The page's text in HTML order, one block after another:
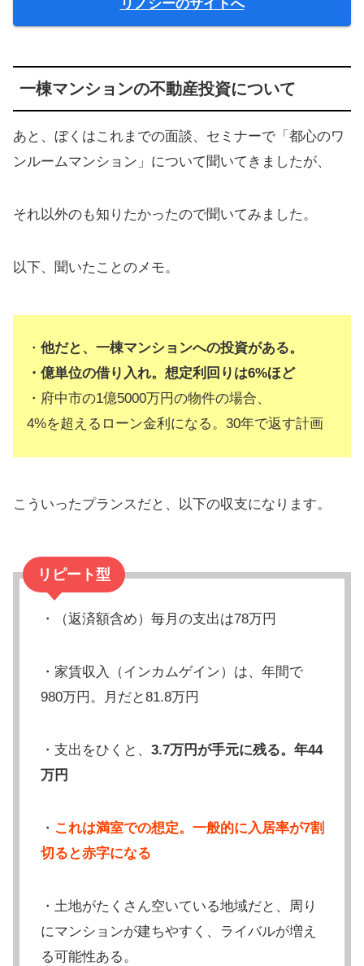
リノシーのサイトへ
一棟マンションの不動産投資について
あと、ぼくはこれまでの面談、セミナーで「都心のワ
ンルームマンション」について聞いてきましたが、
それ以外のも知りたかったので聞いてみました。
以下、聞いたことのメモ。
・ 他だと、一棟マンションへの投資がある。
・億単位の借り入れ。想定利回りは6%ほど
・府中市の1億5000万円の物件の場合、
4%を超えるローン金利になる。30年で返す計画
こういったプランスだと、以下の収支になります。
リピート型
・（返済額含め）毎月の支出は78万円
・家賃収入（インカムゲイン）は、年間で
980万円。月だと81.8万円
・支出をひくと、 3.7万円が手元に残る。年44
万円
・ これは満室での想定。一般的に入居率が7割
切ると赤字になる
・土地がたくさん空いている地域だと、周り
にマンションが建ちやすく、ライバルが増え
る可能性ある。